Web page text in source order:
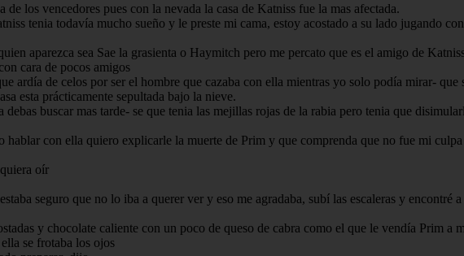
de los vencedores pues con la nevada la casa de Katniss fue la mas afectada.
tenia todavía mucho sueño y le preste mi cama, estoy acostado a su lado jugando
aparezca sea Sae la grasienta o Haymitch pero me percato que es el amigo de
cara de pocos amigos
ardía de celos por ser el hombre que cazaba con ella mientras yo solo podía mirar- que
esta prácticamente sepultada bajo la nieve.
buscar mas tarde- se que tenia las mejillas rojas de la rabia pero tenia que
hablar con ella quiero explicarle la muerte de Prim y que comprenda que no fue mi
oír
seguro que no lo iba a querer ver y eso me agradaba, subí las escaleras y
y chocolate caliente con un poco de queso de cabra como el que le vendía Prim a
se frotaba los ojos